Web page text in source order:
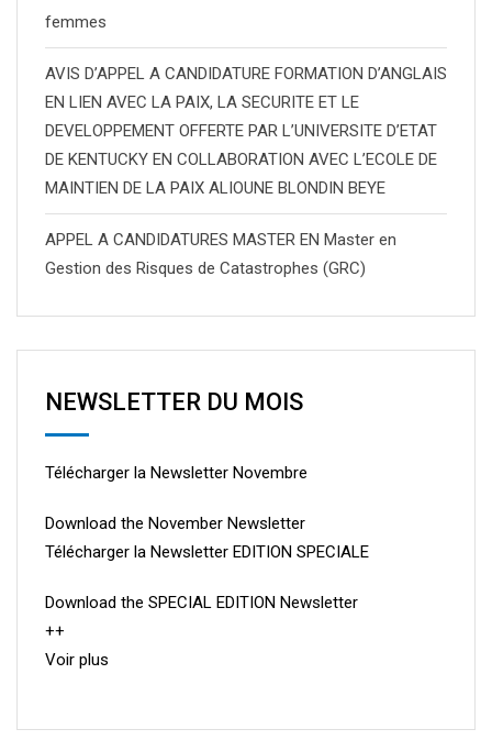
femmes
AVIS D’APPEL A CANDIDATURE FORMATION D’ANGLAIS
EN LIEN AVEC LA PAIX, LA SECURITE ET LE
DEVELOPPEMENT OFFERTE PAR L’UNIVERSITE D’ETAT
DE KENTUCKY EN COLLABORATION AVEC L’ECOLE DE
MAINTIEN DE LA PAIX ALIOUNE BLONDIN BEYE
APPEL A CANDIDATURES MASTER EN Master en
Gestion des Risques de Catastrophes (GRC)
NEWSLETTER DU MOIS
Télécharger la Newsletter Novembre
Download the November Newsletter
Télécharger la Newsletter EDITION SPECIALE
Download the SPECIAL EDITION Newsletter
++
Voir plus